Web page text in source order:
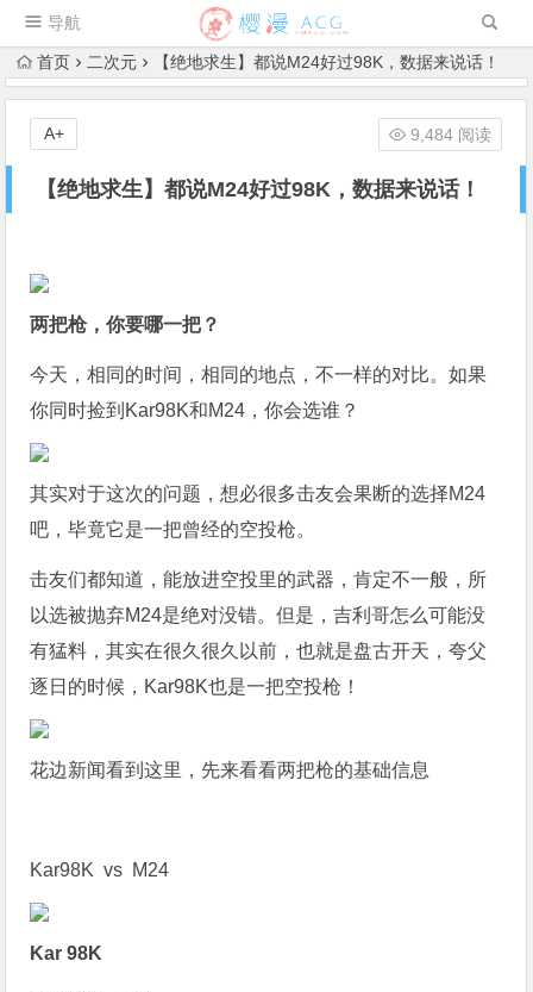
导航
首页 二次元 【绝地求生】都说M24好过98K，数据来说话！
【绝地求生】都说M24好过98K，数据来说话！
9,484 阅读
A+
两把枪，你要哪一把？
今天，相同的时间，相同的地点，不一样的对比。如果
你同时捡到Kar98K和M24 ，你会选谁？
其实对于这次的问题，想必很多击友会果断的选择M24
吧，毕竟它是一把曾经的空投枪。
击友们都知道，能放进空投里的武器，肯定不一般，所
以选被抛弃M24是绝对没错。但是，吉利哥怎么可能没
有猛料，其实在很久很久以前，也就是盘古开天，夸父
逐日的时候，Kar98K也是一把空投枪！
花边新闻看到这里，先来看看两把枪的基础信息
Kar98K vs M24
Kar 98K